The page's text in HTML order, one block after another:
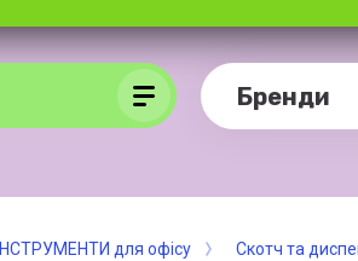
Бренди
ІНСТРУМЕНТИ для офісу Скотч та